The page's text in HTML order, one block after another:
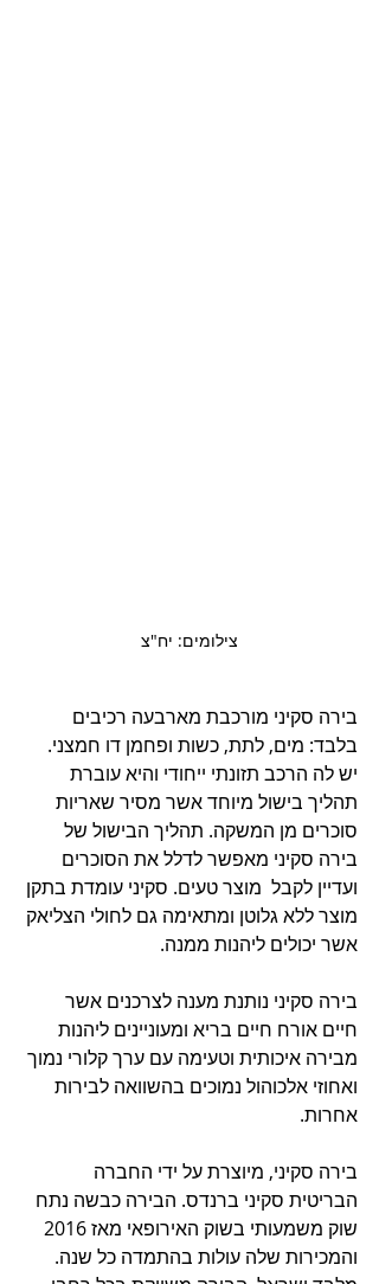
צילומים: יח"צ
בירה סקיני מורכבת מארבעה רכיבים
בלבד: מים, לתת, כשות ופחמן דו חמצני.
יש לה הרכב תזונתי ייחודי והיא עוברת
תהליך בישול מיוחד אשר מסיר שאריות
סוכרים מן המשקה. תהליך הבישול של
בירה סקיני מאפשר לדלל את הסוכרים
ועדיין לקבל  מוצר טעים. סקיני עומדת בתקן
מוצר ללא גלוטן ומתאימה גם לחולי הצליאק
אשר יכולים ליהנות ממנה.
בירה סקיני נותנת מענה לצרכנים אשר
חיים אורח חיים בריא ומעוניינים ליהנות
מבירה איכותית וטעימה עם ערך קלורי נמוך
ואחוזי אלכוהול נמוכים בהשוואה לבירות
אחרות.
בירה סקיני, מיוצרת על ידי החברה
הבריטית סקיני ברנדס. הבירה כבשה נתח
והמכירות שלה עולות בהתמדה כל שנה.